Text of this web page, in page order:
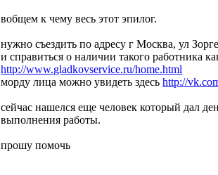
вобщем к чему весь этот эпилог.
нужно съездить по адресу г Москва, ул
и справиться о наличии такого
http://www.gladkovservice.ru/home.html
морду лица можно увидеть здесьhttp://
сейчас нашелся еще человек который дал
выполнения работы.
прошу помочь